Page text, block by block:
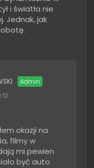
i światła nie
Jednak, jak
okazji na
filmy w
mi pewien
być auto